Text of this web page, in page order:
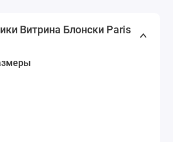
Витрина Блонски Paris